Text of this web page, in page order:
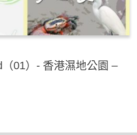
01）- 香港濕地公園 –